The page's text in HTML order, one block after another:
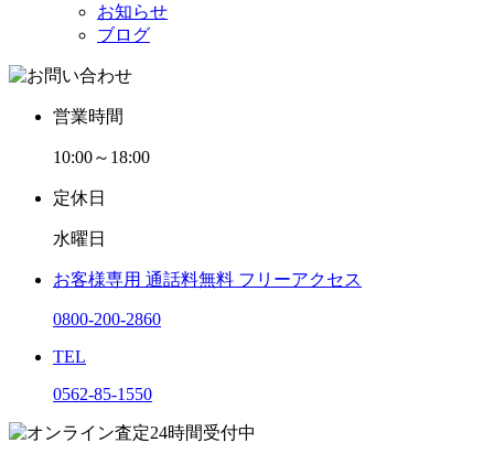
お知らせ
ブログ
営業時間
10:00～18:00
定休日
水曜日
お客様専用 通話料無料 フリーアクセス
0800-200-2860
TEL
0562-85-1550